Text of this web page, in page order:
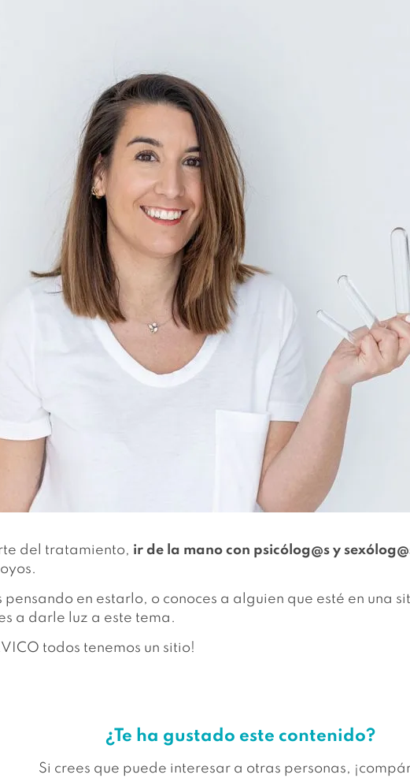
del tratamiento, ir de la mano con psicólog@s y
pensando en estarlo, o conoces a alguien que esté en una
a darle luz a este tema.
todos tenemos un sitio!
¿Te ha gustado este contenido?
Si crees que puede interesar a otras personas,